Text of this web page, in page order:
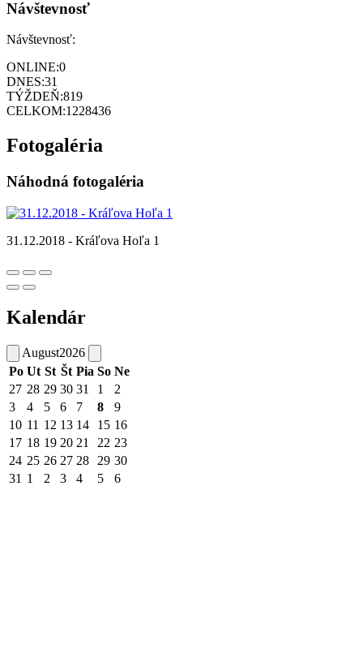
Návštevnosť
Návštevnosť:
ONLINE:0
DNES:31
TÝŽDEŇ:819
CELKOM:1228436
Fotogaléria
Náhodná fotogaléria
31.12.2018 - Kráľova Hoľa 1
Kalendár
August2026
Po Ut St Št Pia So Ne
27 28 29 30 31 1
2
3
4 5 6 7 8
9
10 11 12 13 14 15 16
17 18 19 20 21 22 23
24 25 26 27 28 29 30
31 1 2 3 4 5 6